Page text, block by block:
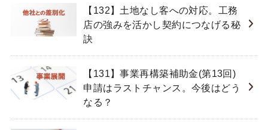
【132】土地なし客への対応。工務
店の強みを活かし契約につなげる秘
訣
【131】事業再構築補助金(第13回)
申請はラストチャンス。今後はどう
なる？